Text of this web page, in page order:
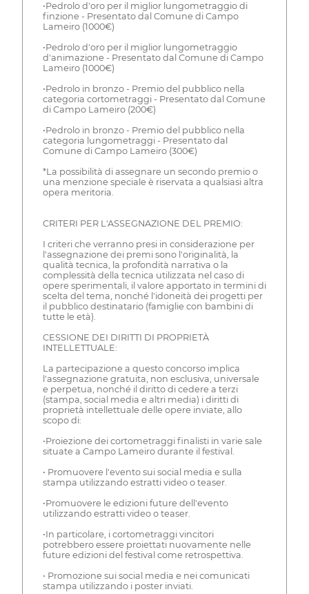
•Pedrolo d'oro per il miglior lungometraggio di
finzione - Presentato dal Comune di Campo
Lameiro (1000€)
•Pedrolo d'oro per il miglior lungometraggio
d'animazione - Presentato dal Comune di Campo
Lameiro (1000€)
•Pedrolo in bronzo - Premio del pubblico nella
categoria cortometraggi - Presentato dal Comune
di Campo Lameiro (200€)
•Pedrolo in bronzo - Premio del pubblico nella
categoria lungometraggi - Presentato dal
Comune di Campo Lameiro (300€)
*La possibilità di assegnare un secondo premio o
una menzione speciale è riservata a qualsiasi altra
opera meritoria.
CRITERI PER L'ASSEGNAZIONE DEL PREMIO:
I criteri che verranno presi in considerazione per
l'assegnazione dei premi sono l'originalità, la
qualità tecnica, la profondità narrativa o la
complessità della tecnica utilizzata nel caso di
opere sperimentali, il valore apportato in termini di
scelta del tema, nonché l'idoneità dei progetti per
il pubblico destinatario (famiglie con bambini di
tutte le età).
CESSIONE DEI DIRITTI DI PROPRIETÀ
INTELLETTUALE:
La partecipazione a questo concorso implica
l'assegnazione gratuita, non esclusiva, universale
e perpetua, nonché il diritto di cedere a terzi
(stampa, social media e altri media) i diritti di
proprietà intellettuale delle opere inviate, allo
scopo di:
•Proiezione dei cortometraggi finalisti in varie sale
situate a Campo Lameiro durante il festival.
• Promuovere l'evento sui social media e sulla
stampa utilizzando estratti video o teaser.
•Promuovere le edizioni future dell'evento
utilizzando estratti video o teaser.
•In particolare, i cortometraggi vincitori
potrebbero essere proiettati nuovamente nelle
future edizioni del festival come retrospettiva.
• Promozione sui social media e nei comunicati
stampa utilizzando i poster inviati.